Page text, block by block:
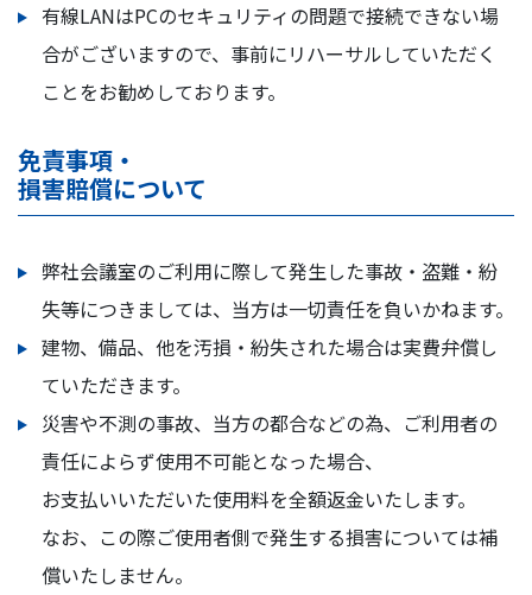
有線LANはPCのセキュリティの問題で接続できない場
合がございますので、事前にリハーサルしていただく
ことをお勧めしております。
免責事項・
損害賠償について
弊社会議室のご利用に際して発生した事故・盗難・紛
失等につきましては、当方は一切責任を負いかねます。
建物、備品、他を汚損・紛失された場合は実費弁償し
ていただきます。
災害や不測の事故、当方の都合などの為、ご利用者の
責任によらず使用不可能となった場合、
お支払いいただいた使用料を全額返金いたします。
なお、この際ご使用者側で発生する損害については補
償いたしません。